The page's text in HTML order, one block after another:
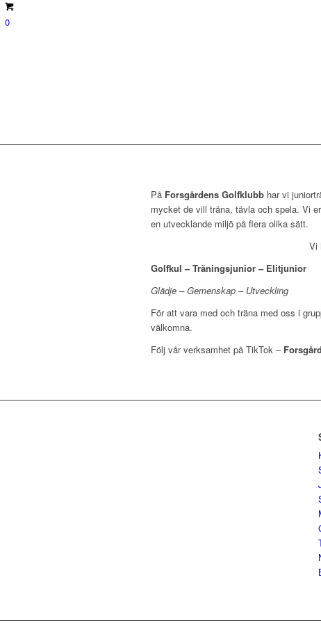
0
På Forsgårdens Golfklubb har vi
mycket de vill träna, tävla och spela. Vi
en utvecklande miljö på flera olika sätt.
Vi
Golfkul – Träningsjunior – Elitjunior
Glädje – Gemenskap – Utveckling
För att vara med och träna med oss i
välkomna.
Följ vår verksamhet på TikTok –